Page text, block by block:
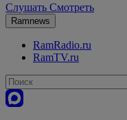
Слушать Смотреть
Ramnews
RamRadio.ru
RamTV.ru